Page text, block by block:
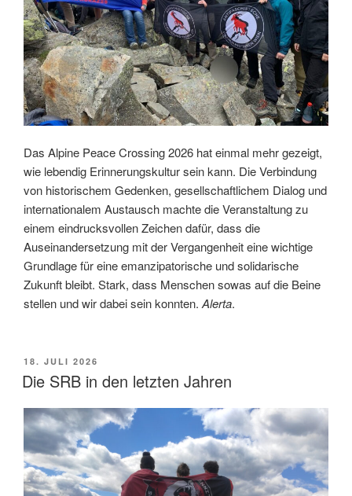
Das Alpine Peace Crossing 2026 hat einmal mehr gezeigt,
wie lebendig Erinnerungskultur sein kann. Die Verbindung
von historischem Gedenken, gesellschaftlichem Dialog und
internationalem Austausch machte die Veranstaltung zu
einem eindrucksvollen Zeichen dafür, dass die
Auseinandersetzung mit der Vergangenheit eine wichtige
Grundlage für eine emanzipatorische und solidarische
Zukunft bleibt. Stark, dass Menschen sowas auf die Beine
stellen und wir dabei sein konnten. Alerta.
VERÖFFENTLICHT
AM
18. JULI 2026
Die SRB in den letzten Jahren